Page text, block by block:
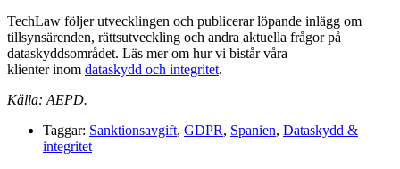
TechLaw följer utvecklingen och publicerar löpande inlägg om
tillsynsärenden, rättsutveckling och andra aktuella frågor på
dataskyddsområdet. Läs mer om hur vi bistår våra
klienter inom dataskydd och integritet.
Källa: AEPD.
Taggar: Sanktionsavgift, GDPR, Spanien, Dataskydd &
integritet